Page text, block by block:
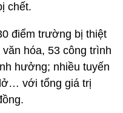
chết.
điểm trường bị thiệt
hóa, 53 công trình
hưởng; nhiều tuyến
với tổng giá trị